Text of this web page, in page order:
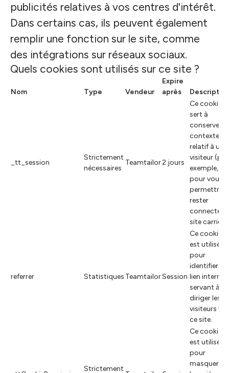
publicités relatives à vos centres d'intérêt.
Dans certains cas, ils peuvent également
remplir une fonction sur le site, comme
des intégrations sur réseaux sociaux.
Quels cookies sont utilisés sur ce site ?
Nom Type Vendeur
Expire
après
_tt_session
Strictement
nécessaires
Teamtailor2 jours
Ce cookie
sert à
conserver le
contexte
relatif à un
visiteur (par
exemple,
pour vous
permettre
rester
connecté
site
referrer Statistiques TeamtailorSession
Ce cookie
est utilisé
pour
identifier le
lien internet
servant à
diriger les
visiteurs
ce site.
Strictement
Ce cookie
est utilisé
pour
masquer la